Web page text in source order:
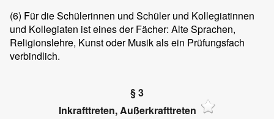
(6) Für die Schülerinnen und Schüler und Kollegiatinnen
und Kollegiaten ist eines der Fächer: Alte Sprachen,
Religionslehre, Kunst oder Musik als ein Prüfungsfach
verbindlich.
§ 3
Inkrafttreten, Außerkrafttreten